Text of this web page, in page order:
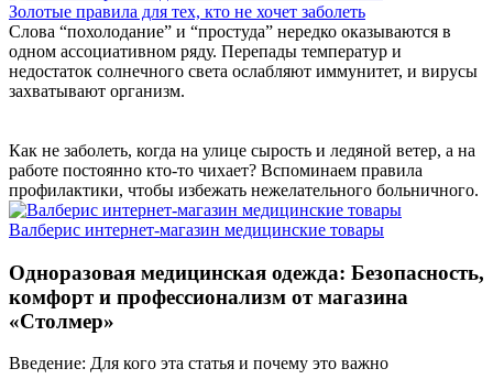
Золотые правила для тех, кто не хочет заболеть
Слова “похолодание” и “простуда” нередко оказываются в
одном ассоциативном ряду. Перепады температур и
недостаток солнечного света ослабляют иммунитет, и вирусы
захватывают организм.
Как не заболеть, когда на улице сырость и ледяной ветер, а на
работе постоянно кто-то чихает? Вспоминаем правила
профилактики, чтобы избежать нежелательного больничного.
Валберис интернет-магазин медицинские товары
Одноразовая медицинская одежда: Безопасность,
комфорт и профессионализм от магазина
«Столмер»
Введение: Для кого эта статья и почему это важно